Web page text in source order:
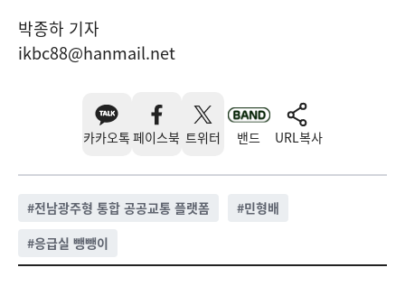
박종하 기자
ikbc88@hanmail.net
카카오톡 페이스북 트위터 밴드 URL복사
#전남광주형 통합 공공교통 플랫폼 #민형배
#응급실 뺑뺑이